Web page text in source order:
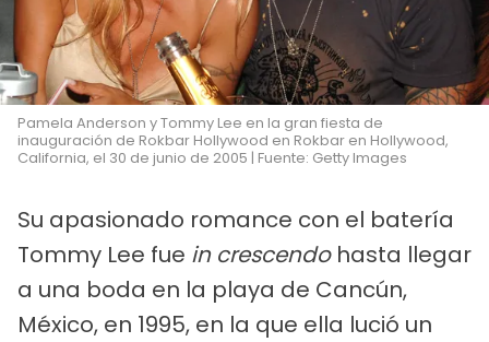
Pamela Anderson y Tommy Lee en la gran fiesta de
inauguración de Rokbar Hollywood en Rokbar en Hollywood,
California, el 30 de junio de 2005 | Fuente: Getty Images
Su apasionado romance con el batería
Tommy Lee fue in crescendohasta llegar
a una boda en la playa de Cancún,
México, en 1995, en la que ella lució un